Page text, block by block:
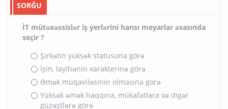
SORĞU
İT mütəxəssislər iş yerlərini hansı meyarlar əsasında
seçir ?
Şirkətin yüksək statusuna görə
İşin, layihənin xarakterinə görə
Əmək müqaviləsinin olmasına görə
Yüksək əmək haqqına, mükafatlara və digər
güzəştlərə görə